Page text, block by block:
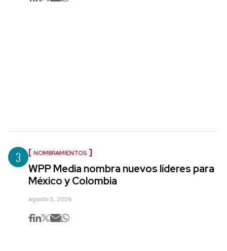
3 NOMBRAMIENTOS
WPP Media nombra nuevos líderes para
México y Colombia
agosto 5, 2026